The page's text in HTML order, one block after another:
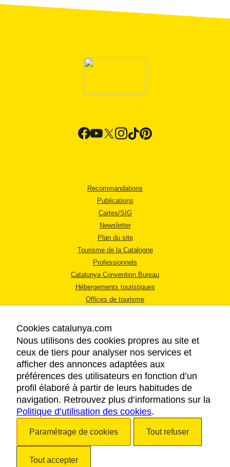
Recommandations
Publications
Cartes/SIG
Newsletter
Plan du site
Tourisme de la Catalogne
Professionnels
Catalunya Convention Bureau
Hébergements touristiques
Offices de tourisme
MENTIONS LÉGALES
RÈGLES DE CONFIDENTIALITÉ
COOKIES
ACCESSIBILITÉ
Cookies catalunya.com
Nous utilisons des cookies propres au site et
ceux de tiers pour analyser nos services et
afficher des annonces adaptées aux
préférences des utilisateurs en fonction d’un
profil élaboré à partir de leurs habitudes de
navigation. Retrouvez plus d’informations sur la
Politique d’utilisation des cookies.
Paramétrage de cookies Tout refuser
Tout accepter